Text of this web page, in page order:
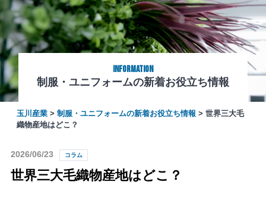
制服・ユニフォームの新着お役立ち情報
Information
玉川産業> 制服・ユニフォームの新着お役立ち情報 > 世界三大毛
織物産地はどこ？
2026/06/23 コラム
世界三大毛織物産地はどこ？